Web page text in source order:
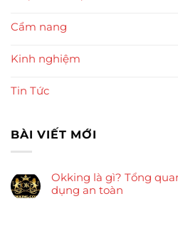
Cẩm nang
Kinh nghiệm
Tin Tức
BÀI VIẾT MỚI
Okking là gì? Tổng
dụng an toàn